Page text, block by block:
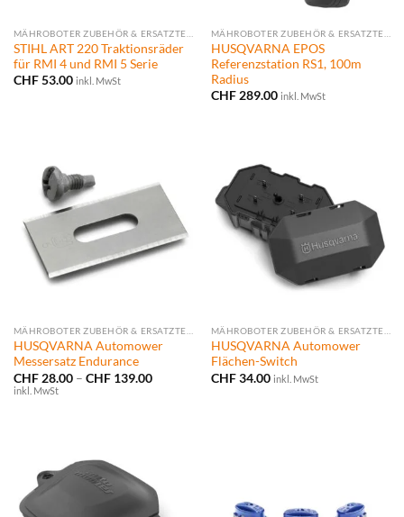
STIHL ART 220 Traktionsräder
für RMI 4 und RMI 5 Serie
CHF53.00 inkl. MwSt
HUSQVARNA EPOS
Referenzstation RS1, 100m
Radius
CHF289.00 inkl. MwSt
MÄHROBOTER ZUBEHÖR & ERSATZTEILE
HUSQVARNA Automower
Messersatz Endurance
CHF28.00 – CHF139.00Preisspanne:
inkl. MwSt
MÄHROBOTER ZUBEHÖR & ERSATZTEILE
HUSQVARNA Automower
Flächen-Switch
CHF34.00 inkl. MwSt